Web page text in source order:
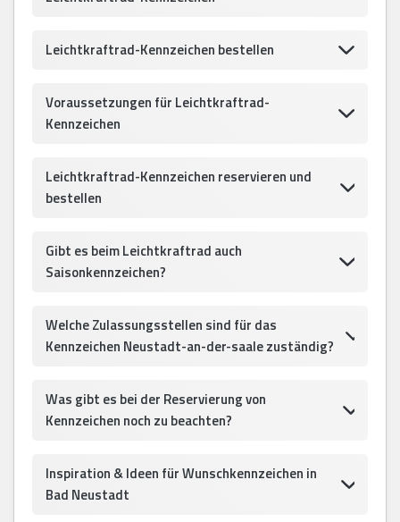
Leichtkraftrad-Kennzeichen bestellen
Voraussetzungen für Leichtkraftrad-
Kennzeichen
Leichtkraftrad-Kennzeichen reservieren und
bestellen
Gibt es beim Leichtkraftrad auch
Saisonkennzeichen?
Welche Zulassungsstellen sind für das
Kennzeichen Neustadt-an-der-saale zuständig?
Was gibt es bei der Reservierung von
Kennzeichen noch zu beachten?
Inspiration & Ideen für Wunschkennzeichen in
Bad Neustadt